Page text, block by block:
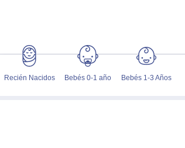
Recién Nacidos Bebés 0-1 año Bebés 1-3 Años